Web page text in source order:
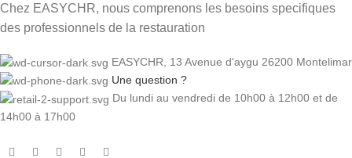
Chez EASYCHR, nous comprenons les besoins specifiques
des professionnels de la restauration
EASYCHR, 13 Avenue d'aygu 26200 Montelimar
Une question ?
Du lundi au vendredi de 10h00 à 12h00 et de
14h00 à 17h00